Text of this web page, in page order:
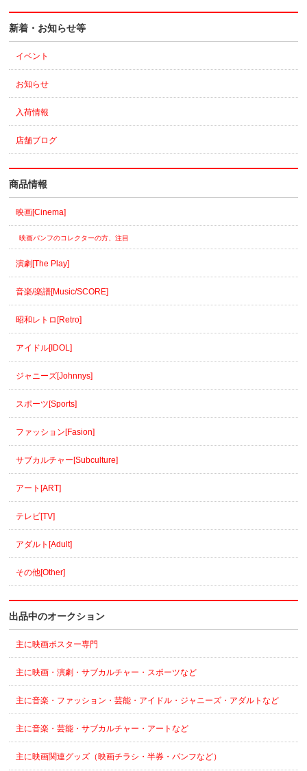
新着・お知らせ等
イベント
お知らせ
入荷情報
店舗ブログ
商品情報
映画[Cinema]
映画パンフのコレクターの方、注目
演劇[The Play]
音楽/楽譜[Music/SCORE]
昭和レトロ[Retro]
アイドル[IDOL]
ジャニーズ[Johnnys]
スポーツ[Sports]
ファッション[Fasion]
サブカルチャー[Subculture]
アート[ART]
テレビ[TV]
アダルト[Adult]
その他[Other]
出品中のオークション
主に映画ポスター専門
主に映画・演劇・サブカルチャー・スポーツなど
主に音楽・ファッション・芸能・アイドル・ジャニーズ・アダルトなど
主に音楽・芸能・サブカルチャー・アートなど
主に映画関連グッズ（映画チラシ・半券・パンフなど）